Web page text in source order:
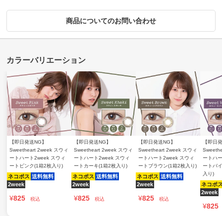
商品についてのお問い合わせ
【即日発送NG】
Sweetheart 2week スウィ
ートハート2week スウィ
ートピンク(1箱2枚入り)
ネコポス 送料無料
2week
¥825 税込
【即日発送NG】
Sweetheart 2week スウィ
ートハート2week スウィ
ートカーキ(1箱2枚入り)
ネコポス 送料無料
2week
¥825 税込
【即日発送NG】
Sweetheart 2week スウィ
ートハート2week スウィ
ートブラウン(1箱2枚入り)
ネコポス 送料無料
2week
¥825 税込
【即日
ートハ
ートバ
入り)
ネコポ
2week
¥825